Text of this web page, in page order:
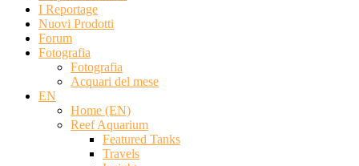
I Reportage
Nuovi Prodotti
Forum
Fotografia
Fotografia
Acquari del mese
EN
Home (EN)
Reef Aquarium
Featured Tanks
Travels